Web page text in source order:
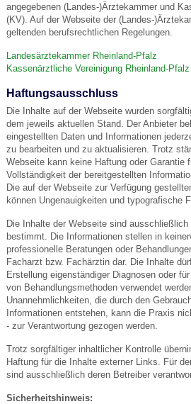
angegebenen (Landes-)Ärztekammer und
(KV). Auf der Webseite der (Landes-
geltenden berufsrechtlichen Regelungen.
Landesärztekammer Rheinland-Pfalz
Kassenärztliche Vereinigung Rheinland-Pfalz
Haftungsausschluss
Die Inhalte auf der Webseite wurden
dem jeweils aktuellen Stand. Der Anbieter
eingestellten Daten und Informationen
zu bearbeiten und zu aktualisieren. Trotz
Webseite kann keine Haftung oder Garantie
Vollständigkeit der bereitgestellten
Die auf der Webseite zur Verfügung
können Ungenauigkeiten und typografische
Die Inhalte der Webseite sind
bestimmt. Die Informationen stellen in
professionelle Beratungen oder
Facharzt bzw. Fachärztin dar. Die Inhalte
Erstellung eigenständiger Diagnosen oder
von Behandlungsmethoden verwendet
Unannehmlichkeiten, die durch den
Informationen entstehen, kann die Praxis
- zur Verantwortung gezogen werden.
Trotz sorgfältiger inhaltlicher Kontrolle
Haftung für die Inhalte externer Links. Für
sind ausschließlich deren Betreiber
Sicherheitshinweis: